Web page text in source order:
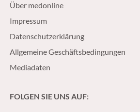
Über medonline
Impressum
Datenschutzerklärung
Allgemeine Geschäftsbedingungen
Mediadaten
FOLGEN SIE UNS AUF: